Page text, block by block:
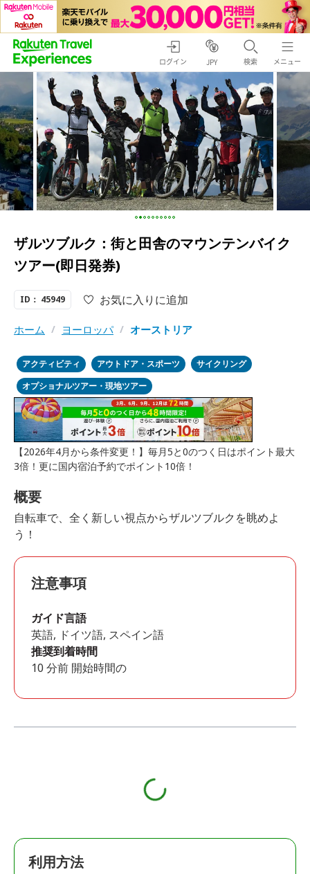
ログイン JPY 検索 メニュー
ザルツブルク：街と田舎のマウンテンバイク
ツアー(即日発券)
ID： 45949 お気に入りに追加
ホーム / ヨーロッパ / オーストリア
アクティビティ アウトドア・スポーツ
サイクリング
オプショナルツアー・現地ツアー
【2026年4月から条件変更！】毎月5と0のつく日はポイント最大
3倍！更に国内宿泊予約でポイント10倍！
概要
自転車で、全く新しい視点からザルツブルクを眺めよ
う！
注意事項
ガイド言語
英語, ドイツ語, スペイン語
推奨到着時間
10 分前 開始時間の
利用方法